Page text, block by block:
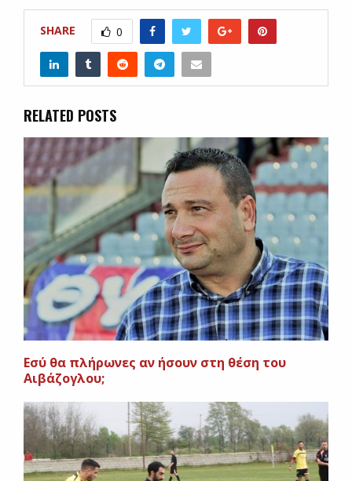
SHARE 0
RELATED POSTS
Εσύ θα πλήρωνες αν ήσουν στη θέση του
Αιβάζογλου;